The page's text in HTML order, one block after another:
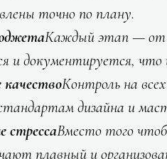
точно по плану.
Каждый этап — от
и документируется,
Контроль на
дизайна и
стрессаВместо того
плавный и